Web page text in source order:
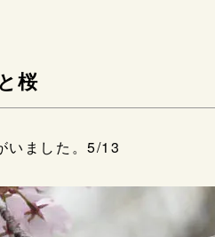
桜
いました。5/13